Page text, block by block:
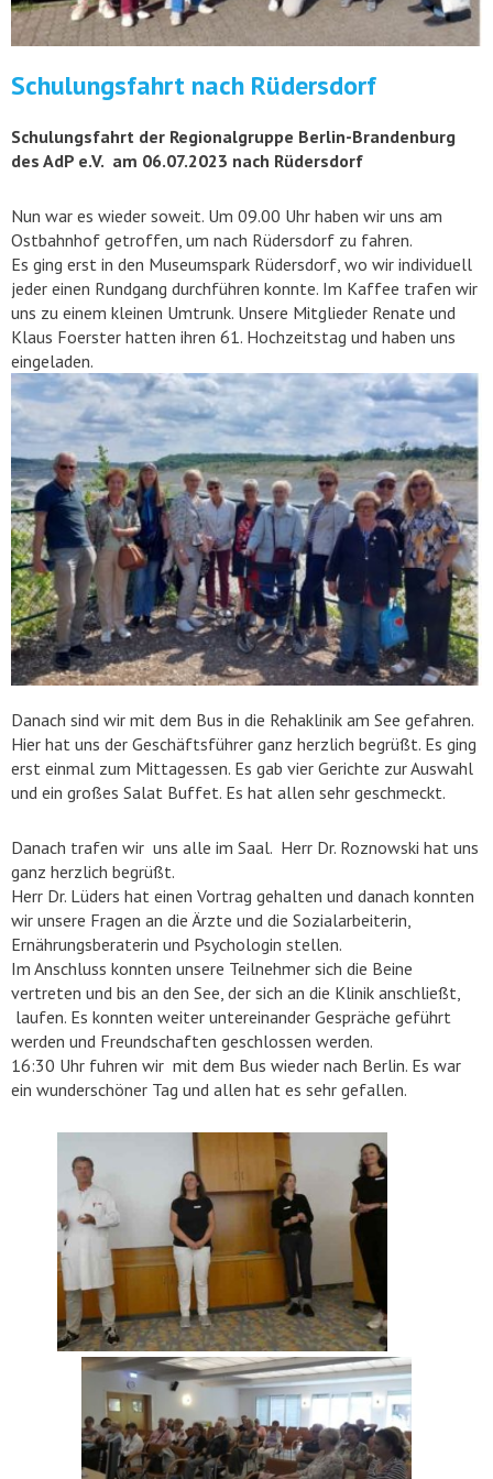
Schulungsfahrt nach Rüdersdorf
Schulungsfahrt der Regionalgruppe Berlin-Brandenburg
des AdP e.V. am 06.07.2023 nach Rüdersdorf
Nun war es wieder soweit. Um 09.00 Uhr haben wir uns am
Ostbahnhof getroffen, um nach Rüdersdorf zu fahren.
Es ging erst in den Museumspark Rüdersdorf, wo wir individuell
jeder einen Rundgang durchführen konnte. Im Kaffee trafen wir
uns zu einem kleinen Umtrunk. Unsere Mitglieder Renate und
Klaus Foerster hatten ihren 61. Hochzeitstag und haben uns
eingeladen.
Danach sind wir mit dem Bus in die Rehaklinik am See gefahren.
Hier hat uns der Geschäftsführer ganz herzlich begrüßt. Es ging
erst einmal zum Mittagessen. Es gab vier Gerichte zur Auswahl
und ein großes Salat Buffet. Es hat allen sehr geschmeckt.
Danach trafen wir uns alle im Saal. Herr Dr. Roznowski hat uns
ganz herzlich begrüßt.
Herr Dr. Lüders hat einen Vortrag gehalten und danach konnten
wir unsere Fragen an die Ärzte und die Sozialarbeiterin,
Ernährungsberaterin und Psychologin stellen.
Im Anschluss konnten unsere Teilnehmer sich die Beine
vertreten und bis an den See, der sich an die Klinik anschließt,
laufen. Es konnten weiter untereinander Gespräche geführt
werden und Freundschaften geschlossen werden.
16:30 Uhr fuhren wir mit dem Bus wieder nach Berlin. Es war
ein wunderschöner Tag und allen hat es sehr gefallen.